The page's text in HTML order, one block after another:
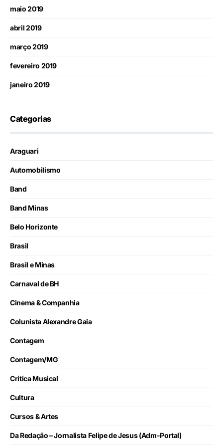
maio 2019
abril 2019
março 2019
fevereiro 2019
janeiro 2019
Categorias
Araguari
Automobilismo
Band
Band Minas
Belo Horizonte
Brasil
Brasil e Minas
Carnaval de BH
Cinema & Companhia
Colunista Alexandre Gaia
Contagem
Contagem/MG
Crítica Musical
Cultura
Cursos & Artes
Da Redação – Jornalista Felipe de Jesus (Adm-Portal)